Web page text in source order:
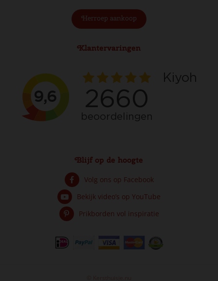
Herroep aankoop
Klantervaringen
Blijf op de hoogte
Volg ons op Facebook
Bekijk video’s op YouTube
Prikborden vol inspiratie